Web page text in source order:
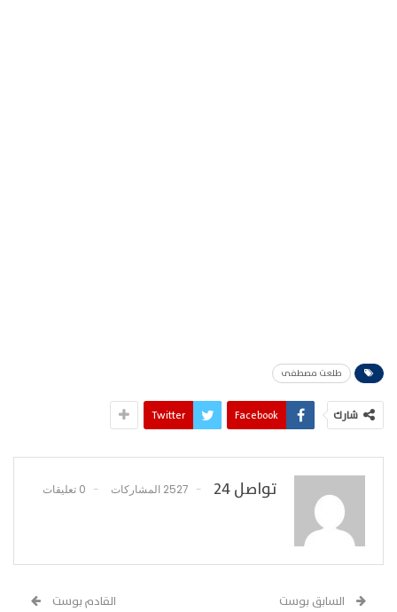
طلعت مصطفى
شارك Facebook
Twitter
تواصل 24 2527 المشاركات 0 تعليقات
السابق بوست القادم بوست